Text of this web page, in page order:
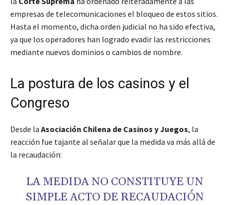
empresas de telecomunicaciones el bloqueo de estos sitios.
Hasta el momento, dicha orden judicial no ha sido efectiva,
ya que los operadores han logrado evadir las restricciones
mediante nuevos dominios o cambios de nombre.
La postura de los casinos y el
Congreso
Desde la Asociación Chilena de Casinos y Juegos, la
reacción fue tajante al señalar que la medida va más allá de
la recaudación:
LA MEDIDA NO CONSTITUYE UN
SIMPLE ACTO DE RECAUDACIÓN